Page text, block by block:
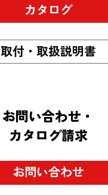
カタログ
取付・取扱説明書
お問い合わせ・
カタログ請求
お問い合わせ